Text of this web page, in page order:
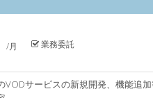
/月 業務委託
VODサービスの新規開発、機能追